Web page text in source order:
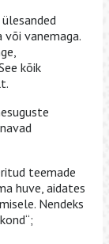
vanemaga.
kõik
teemade
huve, aidates
Nendeks